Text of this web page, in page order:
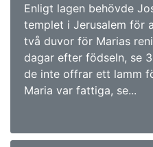
Enligt lagen behövde
templet i Jerusalem för
två duvor för Marias
dagar efter födseln, se
de inte offrar ett lamm
Maria var fattiga, se...